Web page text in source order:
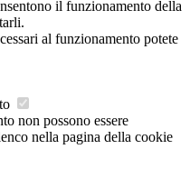
il funzionamento della
al funzionamento potete
non possono essere
nella pagina della cookie